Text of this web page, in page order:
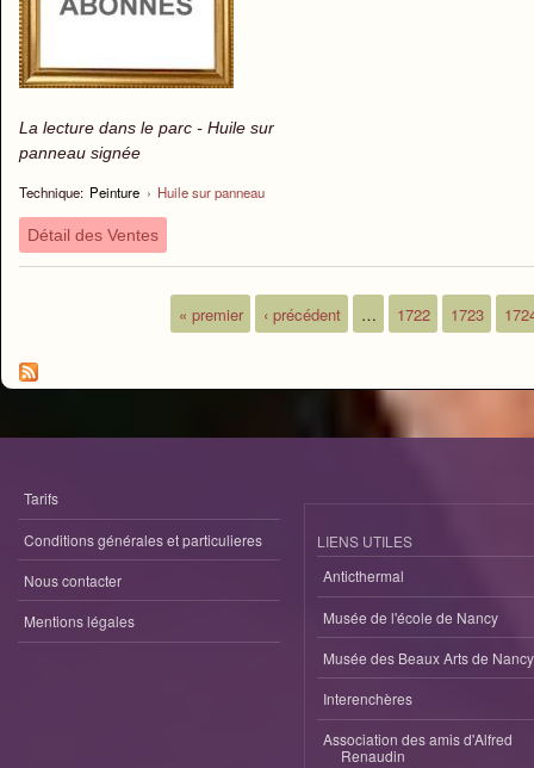
La lecture dans le parc - Huile sur
panneau signée
Technique: Peinture › Huile sur panneau
Détail des Ventes
« premier ‹ précédent … 1722 1723
Tarifs
Conditions générales et particulieres
Nous contacter
Mentions légales
LIENS UTILES
Anticthermal
Musée de l'école de Nancy
Musée des Beaux Arts de Nancy
Interenchères
Association des amis d'Alfred
Renaudin